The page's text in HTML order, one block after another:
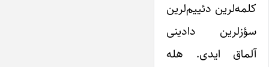
کلمه‌لرین دئییم‌لرین
سؤزلرین دادینی
آلماق ایدی. هله